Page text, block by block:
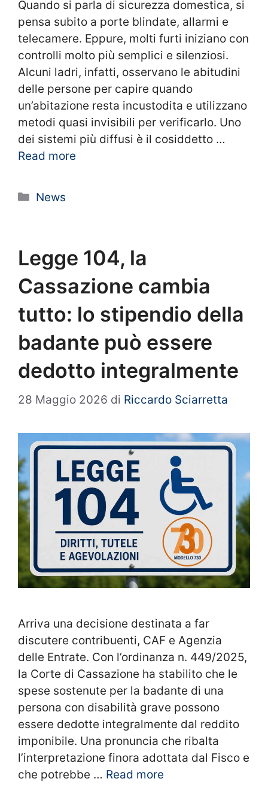
Quando si parla di sicurezza domestica, si
pensa subito a porte blindate, allarmi e
telecamere. Eppure, molti furti iniziano con
controlli molto più semplici e silenziosi.
Alcuni ladri, infatti, osservano le abitudini
delle persone per capire quando
un’abitazione resta incustodita e utilizzano
metodi quasi invisibili per verificarlo. Uno
dei sistemi più diffusi è il cosiddetto …
Read more
Categorie
News
Legge 104, la
Cassazione cambia
tutto: lo stipendio della
badante può essere
dedotto integralmente
28 Maggio 2026 di Riccardo Sciarretta
Arriva una decisione destinata a far
discutere contribuenti, CAF e Agenzia
delle Entrate. Con l’ordinanza n. 449/2025,
la Corte di Cassazione ha stabilito che le
spese sostenute per la badante di una
persona con disabilità grave possono
essere dedotte integralmente dal reddito
imponibile. Una pronuncia che ribalta
l’interpretazione finora adottata dal Fisco e
che potrebbe … Read more